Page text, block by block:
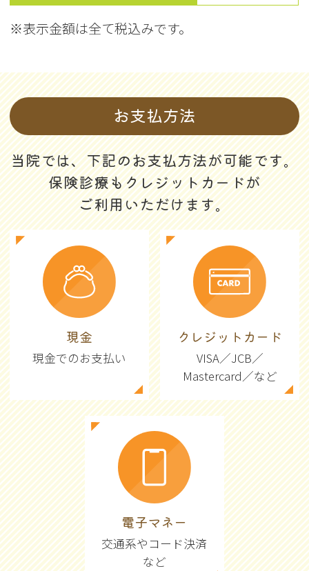
※表示金額は全て税込みです。
お支払方法
当院では、下記のお支払方法が可能です。
保険診療もクレジットカードが
ご利用いただけます。
現金
現金でのお支払い
クレジットカード
VISA／JCB／
Mastercard／など
電子マネー
交通系やコード決済
など